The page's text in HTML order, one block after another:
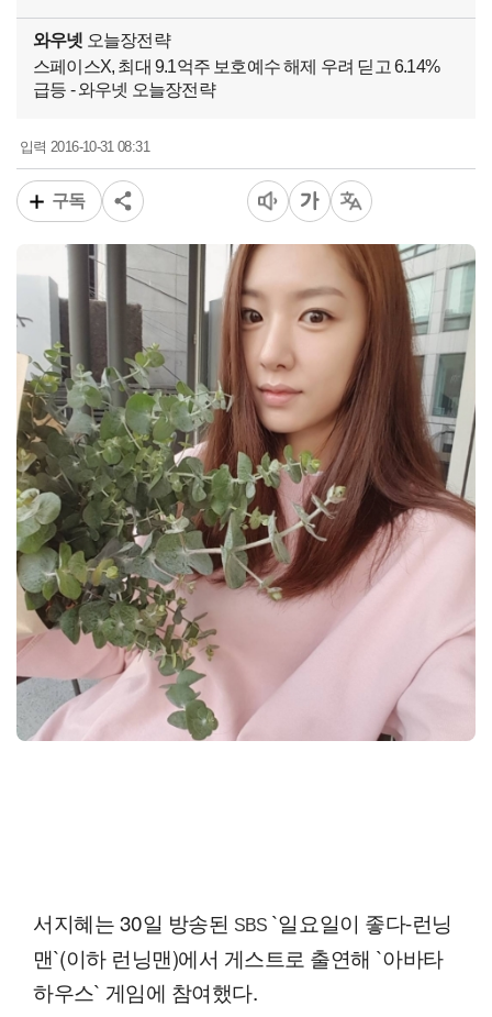
와우넷 오늘장전략
스페이스X, 최대 9.1억주 보호예수 해제 우려 딛고 6.14%
급등 - 와우넷 오늘장전략
입력2016-10-31 08:31
구독
서지혜는 30일 방송된 SBS `일요일이 좋다-런닝
맨`(이하 런닝맨)에서 게스트로 출연해 `아바타
하우스` 게임에 참여했다.